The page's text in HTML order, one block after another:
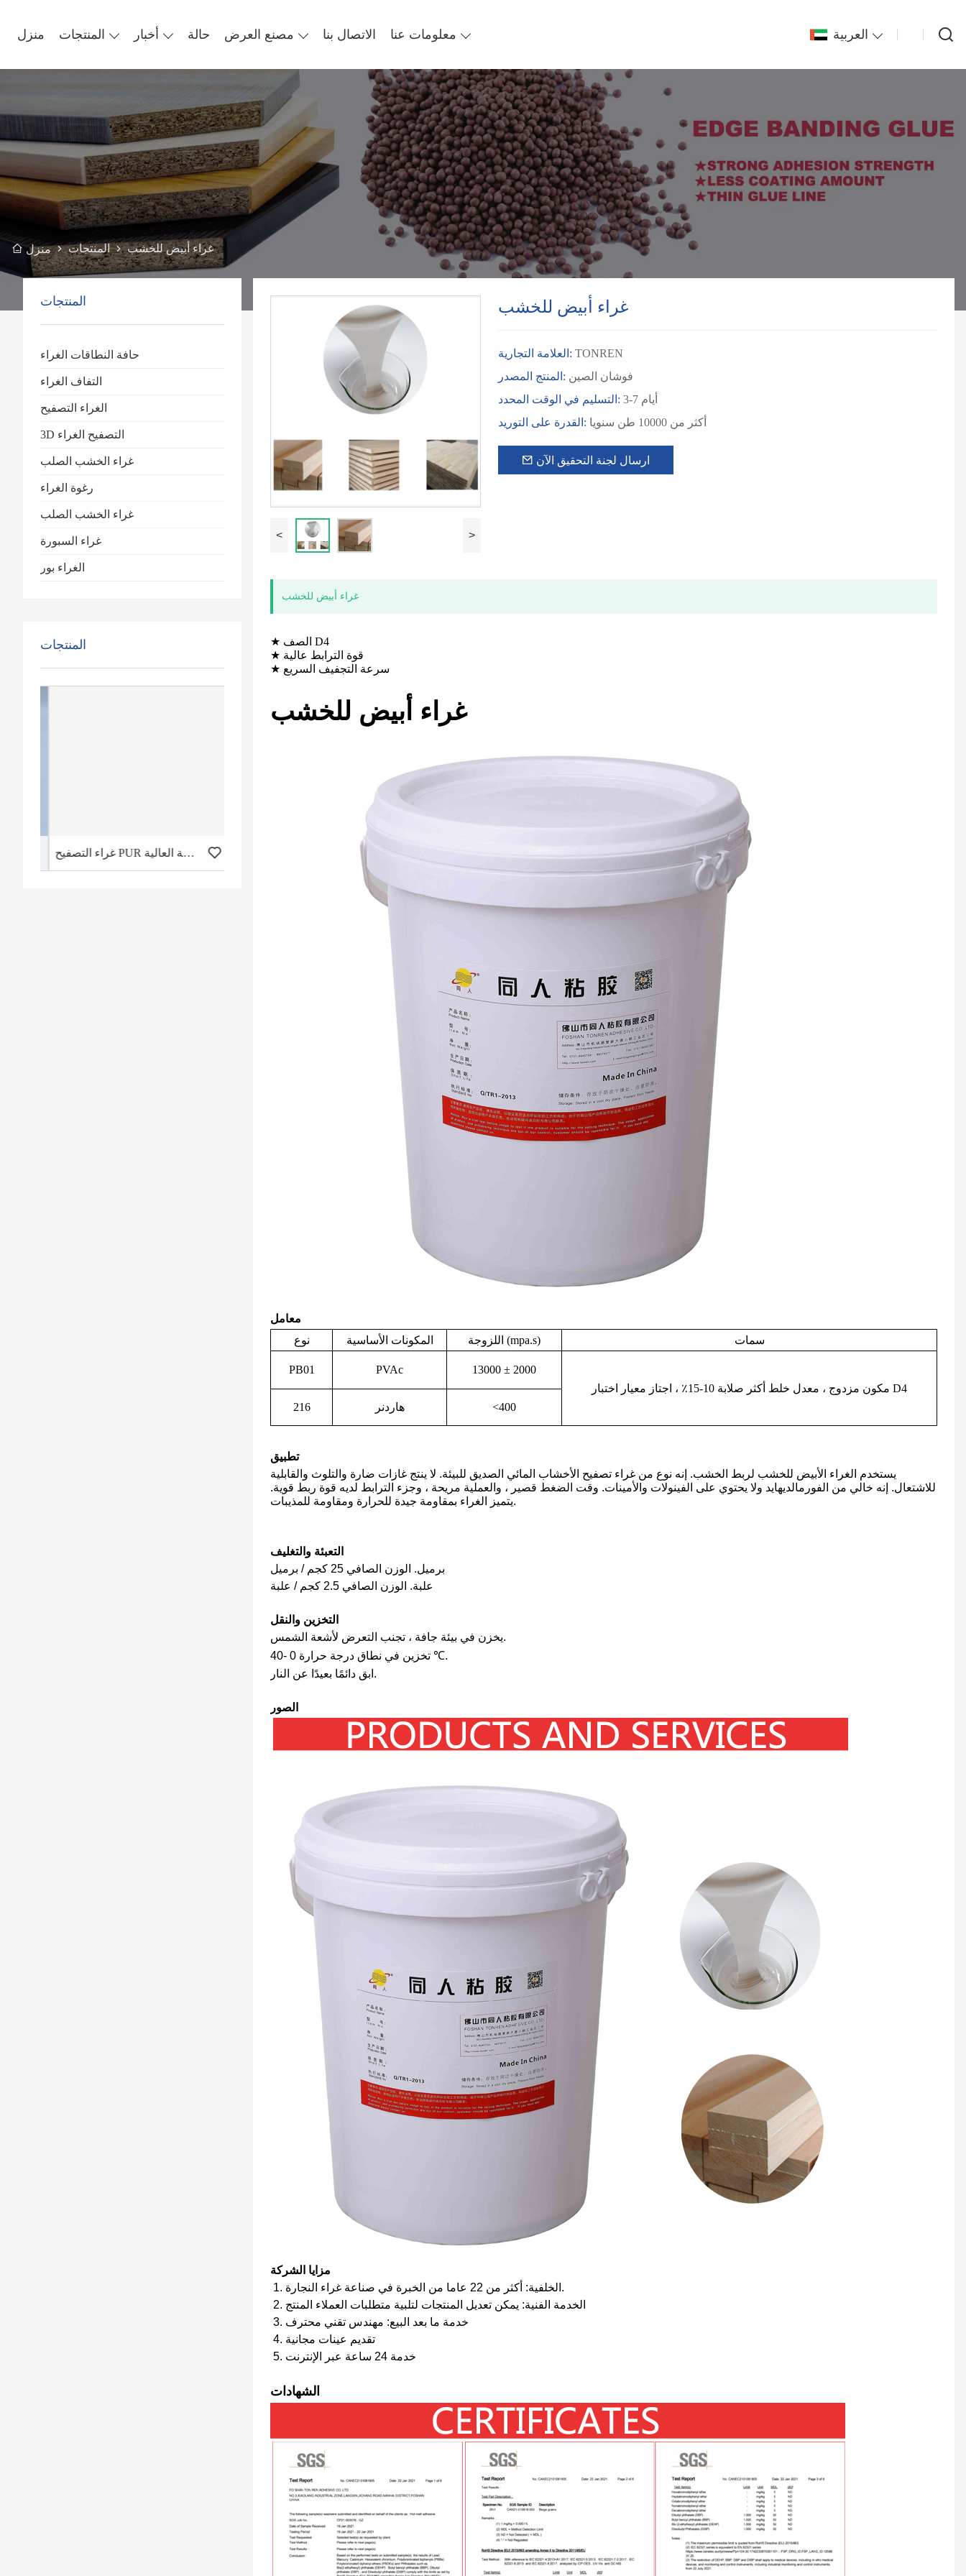
منزل المنتجات أخبار حالة مصنع العرض الاتصال بنا معلومات عنا العربية
منزل المنتجات غراء أبيض للخشب
المنتجات
حافة النطاقات الغراء
التفاف الغراء
الغراء التصفيح
3D التصفيح الغراء
غراء الخشب الصلب
رغوة الغراء
غراء الخشب الصلب
غراء السبورة
الغراء بور
المنتجات
غراء التصفيح PUR ذو الرابطة الأولية العالية غراء حواف الخطوط بدون غراء الغراء التصفيح للماء
< >
غراء أبيض للخشب
العلامة التجارية: TONREN
المنتج المصدر: فوشان الصين
التسليم في الوقت المحدد:
3-7 أيام
القدرة على التوريد:
أكثر من 10000 طن سنويا
ارسال لجنة التحقيق الآن
غراء أبيض للخشب
★ الصف D4
★ قوة الترابط عالية
★ سرعة التجفيف السريع
غراء أبيض للخشب
معامل
نوع
المكونات الأساسية اللزوجة (mpa.s) سمات
PB01 PVAc
13000 ± 2000
مكون مزدوج ، معدل خلط أكثر صلابة 10-15٪ ، اجتاز معيار اختبار D4
216
هاردنر <400
تطبيق
يستخدم الغراء الأبيض للخشب لربط الخشب. إنه نوع من غراء تصفيح الأخشاب المائي الصديق للبيئة. لا ينتج غازات ضارة والتلوث والقابلية
للاشتعال. إنه خالي من الفورمالديهايد ولا يحتوي على الفينولات والأمينات. وقت الضغط قصير ، والعملية مريحة ، وجزء الترابط لديه قوة ربط قوية.
يتميز الغراء بمقاومة جيدة للحرارة ومقاومة للمذيبات.
التعبئة والتغليف
برميل. الوزن الصافي 25 كجم / برميل
التخزين والنقل
يخزن في بيئة جافة ، تجنب التعرض لأشعة الشمس.
تخزين في نطاق درجة حرارة 0 -40 ℃.
ابق دائمًا بعيدًا عن النار.
الصور
مزايا الشركة
1. الخلفية: أكثر من 22 عاما من الخبرة في صناعة غراء النجارة.
2. الخدمة الفنية: يمكن تعديل المنتجات لتلبية متطلبات العملاء المنتج
4. تقديم عينات مجانية
5. خدمة 24 ساعة عبر الإنترنت
الشهادات